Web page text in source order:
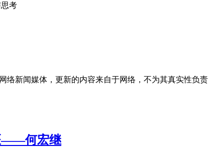
考
络新闻媒体，更新的内容来自于网络，不为其真实性负
——何宏继